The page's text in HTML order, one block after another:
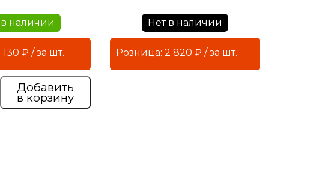
в наличии
Розница: 2 130 ₽ / за шт.
Добавить
в корзину
Нет в наличии
Розница: 2 820 ₽ / за шт.